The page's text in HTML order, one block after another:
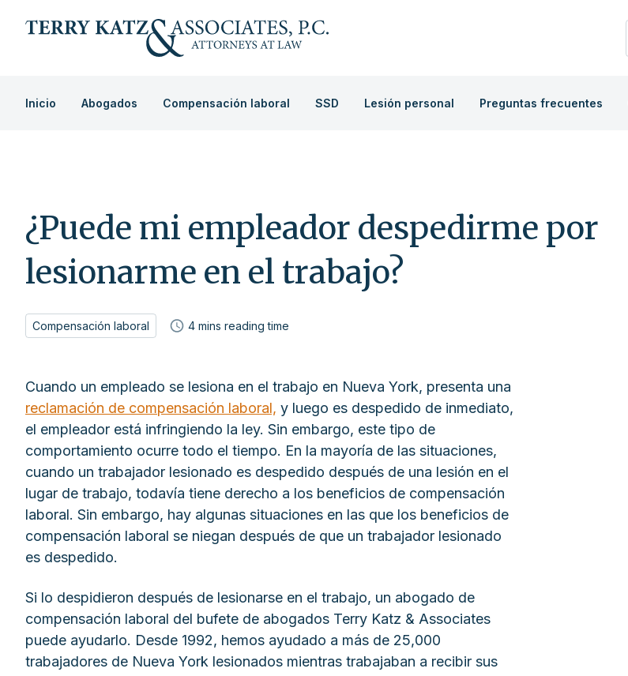
Inicio Abogados Compensación laboral SSD Lesión personal Preguntas frecuentes
¿Puede mi empleador despedirme por
lesionarme en el trabajo?
Compensación laboral 4 mins reading time
Cuando un empleado se lesiona en el trabajo en Nueva York, presenta una
reclamación de compensación laboral, y luego es despedido de inmediato,
el empleador está infringiendo la ley. Sin embargo, este tipo de
comportamiento ocurre todo el tiempo. En la mayoría de las situaciones,
cuando un trabajador lesionado es despedido después de una lesión en el
lugar de trabajo, todavía tiene derecho a los beneficios de compensación
laboral. Sin embargo, hay algunas situaciones en las que los beneficios de
compensación laboral se niegan después de que un trabajador lesionado
es despedido.
Si lo despidieron después de lesionarse en el trabajo, un abogado de
compensación laboral del bufete de abogados Terry Katz & Associates
puede ayudarlo. Desde 1992, hemos ayudado a más de 25,000
trabajadores de Nueva York lesionados mientras trabajaban a recibir sus